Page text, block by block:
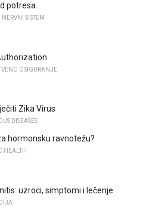
potresa
SISTEM
OSIGURANJE
Zika Virus
DISEASES
hormonsku ravnotežu?
HEALTH
uzroci, simptomi i lečenje